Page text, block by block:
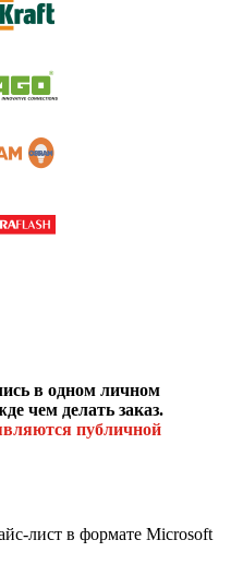
в одном личном
чем делать заказ.
публичной
лист в формате Microsoft